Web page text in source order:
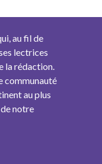
au fil de
lectrices
la rédaction.
communauté
au plus
notre